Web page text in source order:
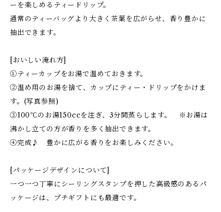
ーを楽しめるティードリップ。
通常のティーバッグより大きく茶葉を広がらせ、香り豊かに
抽出できます。
[おいしい淹れ方]
①ティーカップをお湯で温めておきます。
②温め用のお湯を捨て、カップにティー・ドリップをかけま
す。(写真参照)
③100℃のお湯150ccを注ぎ、3分間蒸らします。 ※お湯は
沸かし立ての方が香りを多く抽出できます。
④完成♪ 豊かに広がる香りをお楽しみください。
[パッケージデザインについて]
一つ一つ丁寧にシーリングスタンプを押した高級感のあるパ
ッケージは、プチギフトにも最適です。